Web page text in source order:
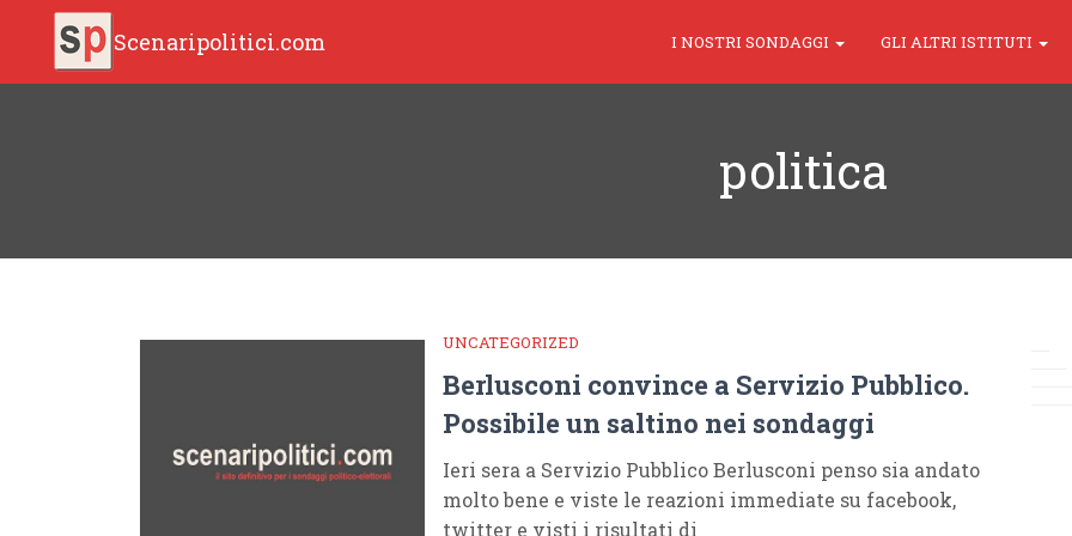
Scenaripolitici.com I NOSTRI SONDAGGI GLI ALTRI ISTITUTI
politica
UNCATEGORIZED
Berlusconi convince a Servizio Pubblico.
Possibile un saltino nei sondaggi
Ieri sera a Servizio Pubblico Berlusconi penso sia andato
molto bene e viste le reazioni immediate su facebook,
twitter e visti i risultati di